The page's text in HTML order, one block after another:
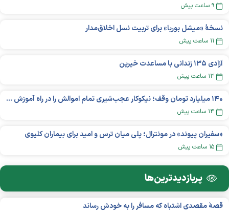
۹ ساعت پیش
نسخهٔ «میشل بوربا» برای تربیت نسل اخلاق‌مدار
۱۱ ساعت پیش
آزادی ۱۳۵ زندانی با مساعدت خیرین
۱۳ ساعت پیش
۱۴۰ میلیارد تومان وقف؛ نیکوکار عجب‌شیری تمام اموالش را در راه آموزش بخشید
۱۴ ساعت پیش
«سفیران پیوند» در مونترال؛ پلی میان ترس و امید برای بیماران کلیوی
۱۵ ساعت پیش
پربازدید‌ترین‌ها
قصهٔ مقصدی اشتباه که مسافر را به خودش رساند